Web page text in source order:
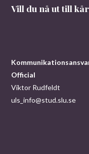
Vill du nå ut till
Official
Viktor Rudfeldt
uls_info@stud.slu.se